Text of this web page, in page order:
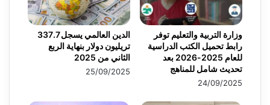
الدين العالمي يسجل 337.7
تريليون دولار بنهاية الربع
الثاني من 2025
25/09/2025
وزارة التربية والتعليم توفر
رابط تحميل الكتب الدراسية
للعام 2025-2026 بعد
تحديث شامل للمناهج
24/09/2025